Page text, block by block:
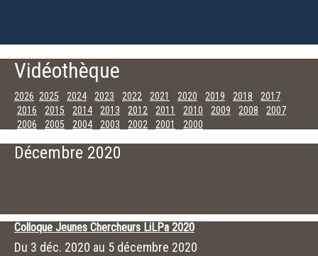
Vidéothèque
2026 2025 2024 2023 2022 2021 2020 2019 2018
2017
2016
2015 2014 2013 2012 2011 2010 2009 2008
2007
2006
2005 2004 2003 2002 2001
2000
Décembre 2020
Colloque Jeunes Chercheurs LiLPa 2020
Du 3 déc. 2020 au 5 décembre 2020